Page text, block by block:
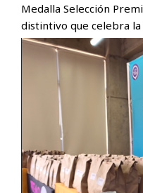
Medalla Selección
distintivo que celebra